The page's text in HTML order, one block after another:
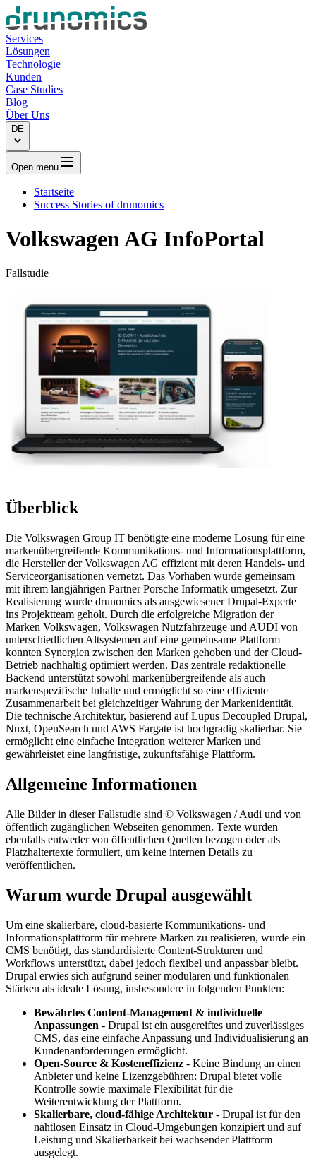
Services
Lösungen
Technologie
Kunden
Case Studies
Blog
Über Uns
DE
Open menu
Startseite
Success Stories of drunomics
Volkswagen AG InfoPortal
Fallstudie
Überblick
Die Volkswagen Group IT benötigte eine moderne Lösung für eine
markenübergreifende Kommunikations- und Informationsplattform,
die Hersteller der Volkswagen AG effizient mit deren Handels- und
Serviceorganisationen vernetzt. Das Vorhaben wurde gemeinsam
mit ihrem langjährigen Partner Porsche Informatik umgesetzt. Zur
Realisierung wurde drunomics als ausgewiesener Drupal-Experte
ins Projektteam geholt. Durch die erfolgreiche Migration der
Marken Volkswagen, Volkswagen Nutzfahrzeuge und AUDI von
unterschiedlichen Altsystemen auf eine gemeinsame Plattform
konnten Synergien zwischen den Marken gehoben und der Cloud-
Betrieb nachhaltig optimiert werden. Das zentrale redaktionelle
Backend unterstützt sowohl markenübergreifende als auch
markenspezifische Inhalte und ermöglicht so eine effiziente
Zusammenarbeit bei gleichzeitiger Wahrung der Markenidentität.
Die technische Architektur, basierend auf Lupus Decoupled Drupal,
Nuxt, OpenSearch und AWS Fargate ist hochgradig skalierbar. Sie
ermöglicht eine einfache Integration weiterer Marken und
gewährleistet eine langfristige, zukunftsfähige Plattform.
Allgemeine Informationen
Alle Bilder in dieser Fallstudie sind © Volkswagen / Audi und von
öffentlich zugänglichen Webseiten genommen. Texte wurden
ebenfalls entweder von öffentlichen Quellen bezogen oder als
Platzhaltertexte formuliert, um keine internen Details zu
veröffentlichen.
Warum wurde Drupal ausgewählt
Um eine skalierbare, cloud-basierte Kommunikations- und
Informationsplattform für mehrere Marken zu realisieren, wurde ein
CMS benötigt, das standardisierte Content-Strukturen und
Workflows unterstützt, dabei jedoch flexibel und anpassbar bleibt.
Drupal erwies sich aufgrund seiner modularen und funktionalen
Stärken als ideale Lösung, insbesondere in folgenden Punkten:
Bewährtes Content-Management & individuelle
Anpassungen - Drupal ist ein ausgereiftes und zuverlässiges
CMS, das eine einfache Anpassung und Individualisierung an
Kundenanforderungen ermöglicht.
Open-Source & Kosteneffizienz - Keine Bindung an einen
Anbieter und keine Lizenzgebühren: Drupal bietet volle
Kontrolle sowie maximale Flexibilität für die
Weiterentwicklung der Plattform.
Skalierbare, cloud-fähige Architektur - Drupal ist für den
nahtlosen Einsatz in Cloud-Umgebungen konzipiert und auf
Leistung und Skalierbarkeit bei wachsender Plattform
ausgelegt.